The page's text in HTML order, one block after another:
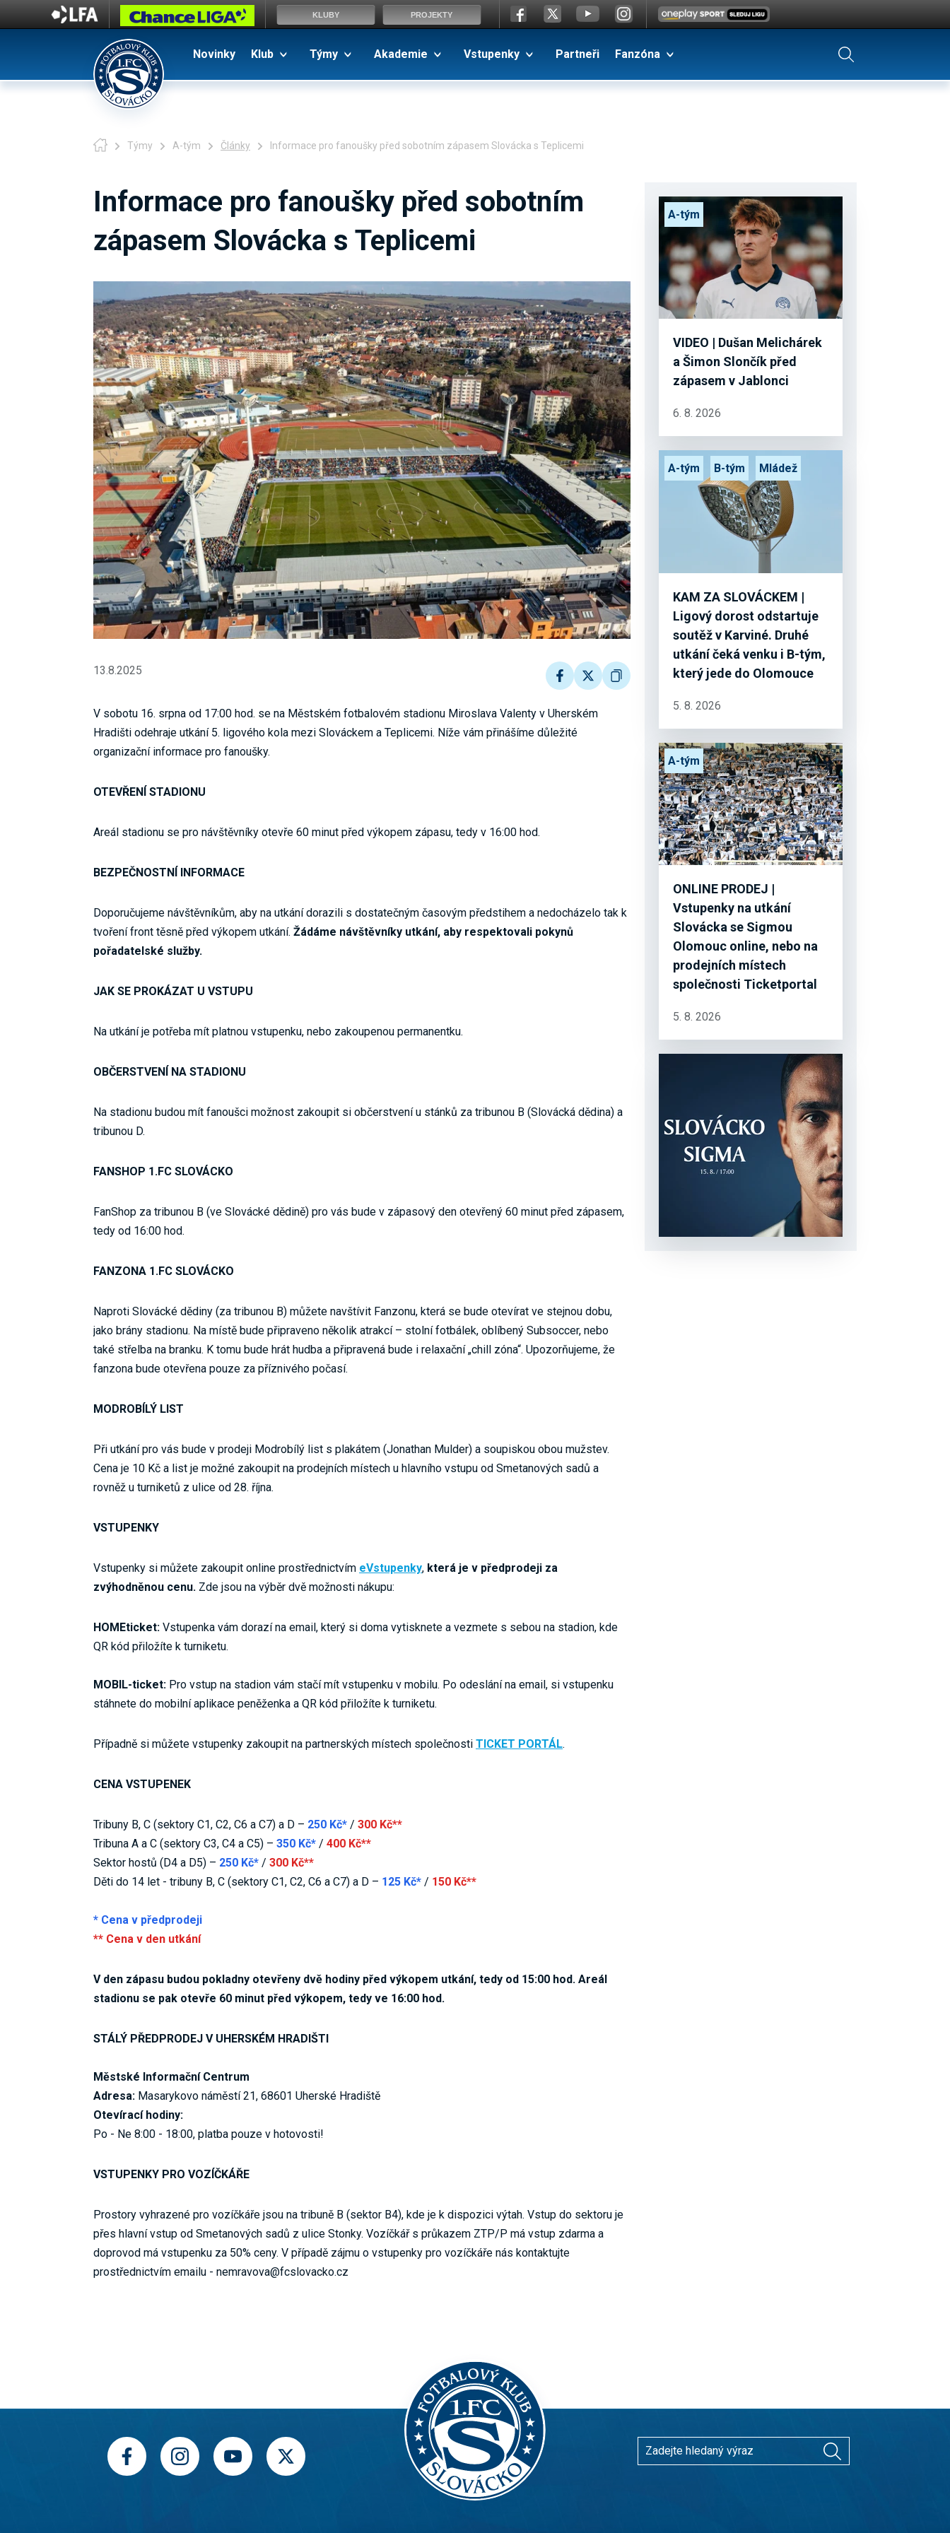
Novinky Klub Týmy Akademie Vstupenky Partneři Fanzóna
Týmy A-tým Články Informace pro fanoušky před sobotním zápasem Slovácka s Teplicemi
Informace pro fanoušky před sobotním
zápasem Slovácka s Teplicemi
13.8.2025
V sobotu 16. srpna od 17:00 hod. se na Městském fotbalovém stadionu Miroslava Valenty v Uherském
Hradišti odehraje utkání 5. ligového kola mezi Slováckem a Teplicemi. Níže vám přinášíme důležité
organizační informace pro fanoušky.
OTEVŘENÍ STADIONU
Areál stadionu se pro návštěvníky otevře 60 minut před výkopem zápasu, tedy v 16:00 hod.
BEZPEČNOSTNÍ INFORMACE
Doporučujeme návštěvníkům, aby na utkání dorazili s dostatečným časovým předstihem a nedocházelo tak k
tvoření front těsně před výkopem utkání. Žádáme návštěvníky utkání, aby respektovali pokynů
pořadatelské služby.
JAK SE PROKÁZAT U VSTUPU
Na utkání je potřeba mít platnou vstupenku, nebo zakoupenou permanentku.
OBČERSTVENÍ NA STADIONU
Na stadionu budou mít fanoušci možnost zakoupit si občerstvení u stánků za tribunou B (Slovácká dědina) a
tribunou D.
FANSHOP 1.FC SLOVÁCKO
FanShop za tribunou B (ve Slovácké dědině) pro vás bude v zápasový den otevřený 60 minut před zápasem,
tedy od 16:00 hod.
FANZONA 1.FC SLOVÁCKO
Naproti Slovácké dědiny (za tribunou B) můžete navštívit Fanzonu, která se bude otevírat ve stejnou dobu,
jako brány stadionu. Na místě bude připraveno několik atrakcí – stolní fotbálek, oblíbený Subsoccer, nebo
také střelba na branku. K tomu bude hrát hudba a připravená bude i relaxační „chill zóna“. Upozorňujeme, že
fanzona bude otevřena pouze za příznivého počasí.
MODROBÍLÝ LIST
Při utkání pro vás bude v prodeji Modrobílý list s plakátem (Jonathan Mulder) a soupiskou obou mužstev.
Cena je 10 Kč a list je možné zakoupit na prodejních místech u hlavního vstupu od Smetanových sadů a
rovněž u turniketů z ulice od 28. října.
VSTUPENKY
Vstupenky si můžete zakoupit online prostřednictvím eVstupenky, která je v předprodeji za
zvýhodněnou cenu. Zde jsou na výběr dvě možnosti nákupu:
HOMEticket: Vstupenka vám dorazí na email, který si doma vytisknete a vezmete s sebou na stadion, kde
QR kód přiložíte k turniketu.
MOBIL-ticket: Pro vstup na stadion vám stačí mít vstupenku v mobilu. Po odeslání na email, si vstupenku
stáhnete do mobilní aplikace peněženka a QR kód přiložíte k turniketu.
Případně si můžete vstupenky zakoupit na partnerských místech společnosti TICKET PORTÁL.
CENA VSTUPENEK
Tribuny B, C (sektory C1, C2, C6 a C7) a D – 250 Kč* / 300 Kč**
Tribuna A a C (sektory C3, C4 a C5) – 350 Kč* / 400 Kč**
Sektor hostů (D4 a D5) – 250 Kč* / 300 Kč**
Děti do 14 let - tribuny B, C (sektory C1, C2, C6 a C7) a D – 125 Kč* / 150 Kč**
* Cena v předprodeji
** Cena v den utkání
V den zápasu budou pokladny otevřeny dvě hodiny před výkopem utkání, tedy od 15:00 hod. Areál
stadionu se pak otevře 60 minut před výkopem, tedy ve 16:00 hod.
STÁLÝ PŘEDPRODEJ V UHERSKÉM HRADIŠTI
Městské Informační Centrum
Adresa: Masarykovo náměstí 21, 68601 Uherské Hradiště
Otevírací hodiny:
Po - Ne 8:00 - 18:00, platba pouze v hotovosti!
VSTUPENKY PRO VOZÍČKÁŘE
Prostory vyhrazené pro vozíčkáře jsou na tribuně B (sektor B4), kde je k dispozici výtah. Vstup do sektoru je
přes hlavní vstup od Smetanových sadů z ulice Stonky. Vozíčkář s průkazem ZTP/P má vstup zdarma a
doprovod má vstupenku za 50% ceny. V případě zájmu o vstupenky pro vozíčkáře nás kontaktujte
prostřednictvím emailu - nemravova@fcslovacko.cz
VIDEO | Dušan Melichárek
a Šimon Slončík před
zápasem v Jablonci
A-tým
6. 8. 2026
KAM ZA SLOVÁCKEM |
Ligový dorost odstartuje
soutěž v Karviné. Druhé
utkání čeká venku i B-tým,
který jede do Olomouce
A-tým B-tým Mládež
5. 8. 2026
ONLINE PRODEJ |
Vstupenky na utkání
Slovácka se Sigmou
Olomouc online, nebo na
prodejních místech
společnosti Ticketportal
A-tým
5. 8. 2026
KLUBY PROJEKTY